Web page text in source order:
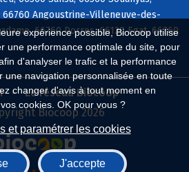
expérience possible, Biocoop utilise
une performance optimale du site, pour
d'analyser le trafic et la performance
une navigation personnalisée en toute
changer d'avis à tout moment en
cookies. OK pour vous ?
et paramétrer les cookies
J'accepte
Angoustrine-Villeneuve-des-
66760 Dorres, 66120 Egat, 66760
Le réseau Biocoop
Biocoop 2026